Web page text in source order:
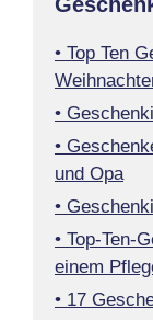
• Top Ten
•
•
und Opa
•
• Top-Ten-
einem
• 17